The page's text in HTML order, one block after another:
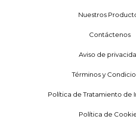
Nuestros
Contáctenos
Aviso de
Términos y
Política de Tratamiento de
Política de